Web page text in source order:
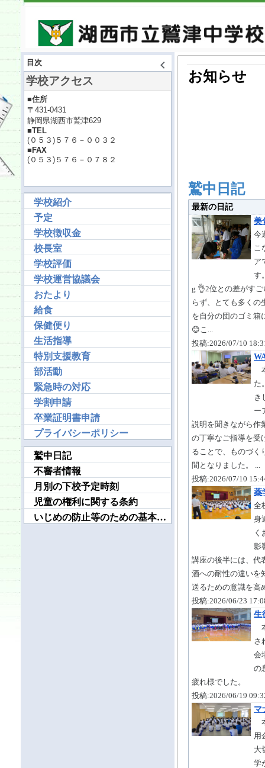
目次
学校アクセス
■住所
〒431-0431
静岡県湖西市鷲津629
■TEL
(０５３)５７６－００３２
■FAX
(０５３)５７６－０７８２
学校紹介
予定
学校徴収金
校長室
学校評価
学校運営協議会
おたより
給食
保健便り
生活指導
特別支援教育
部活動
緊急時の対応
学割申請
卒業証明書申請
プライバシーポリシー
鷲中日記
不審者情報
月別の下校予定時刻
児童の権利に関する条約
いじめの防止等のための基本的な方針
お知らせ
鷲中日記
最新の日記
美
今
こ
ア
す
g 👌2位との差がす
らず、とても多くの
を自分の団のゴミ箱
😊こ...
投稿:2026/07/10
た
き
ー
説明を聞きながら作
の丁寧なご指導を受
ることで、ものづく
間となりました。 ...
投稿:2026/07/10
薬
全
身
く
影
講座の後半には、代
酒への耐性の違いを
送るための意識を高
投稿:2026/06/23
生
さ
会
の
疲れ様でした。
投稿:2026/06/19
マ
用
大
学